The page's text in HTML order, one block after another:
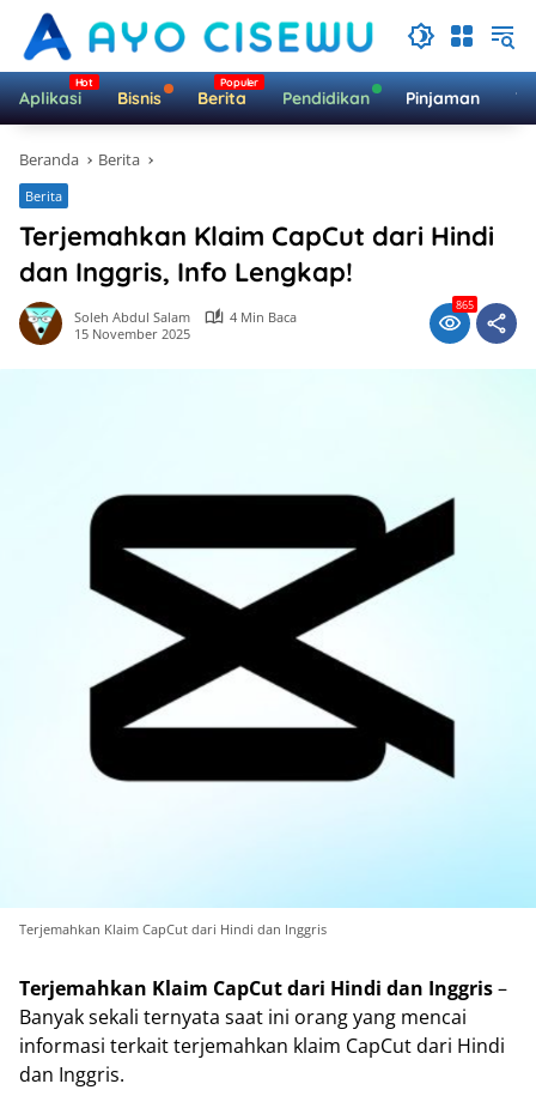
Langsung
konten
Aplikasi Bisnis Berita Pendidikan Pinjaman
Beranda Berita
Berita
Terjemahkan Klaim CapCut dari Hindi
dan Inggris, Info Lengkap!
Soleh Abdul Salam
4 Min Baca
15 November 2025
865
Terjemahkan Klaim CapCut dari Hindi dan Inggris
Terjemahkan Klaim CapCut dari Hindi dan Inggris–
Banyak sekali ternyata saat ini orang yang mencai
informasi terkait terjemahkan klaim CapCut dari Hindi
dan Inggris.